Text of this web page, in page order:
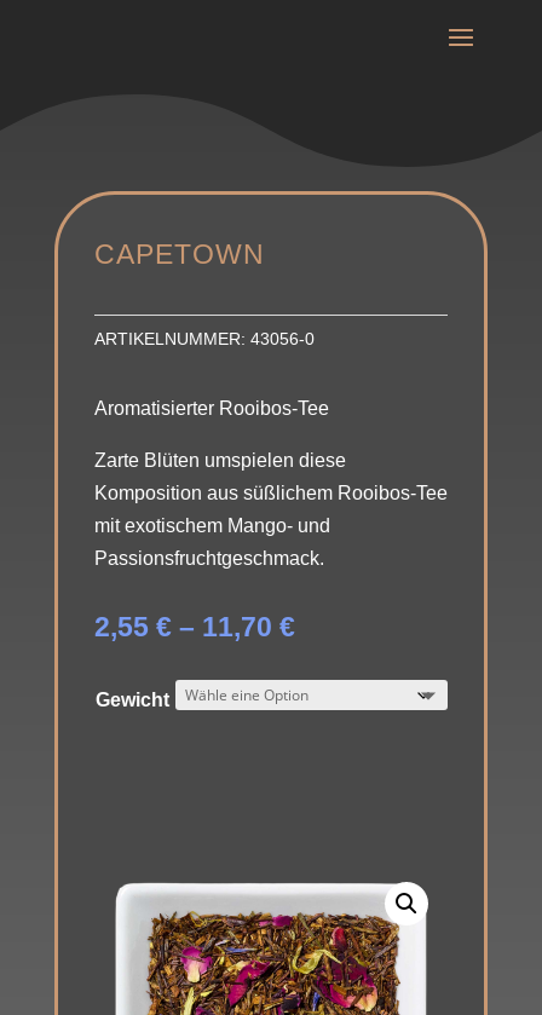
CAPETOWN
ARTIKELNUMMER: 43056-0
Aromatisierter Rooibos-Tee
Zarte Blüten umspielen diese
Komposition aus süßlichem Rooibos-Tee
mit exotischem Mango- und
Passionsfruchtgeschmack.
2,55 € – 11,70 €Preisspanne:
bis
Gewicht